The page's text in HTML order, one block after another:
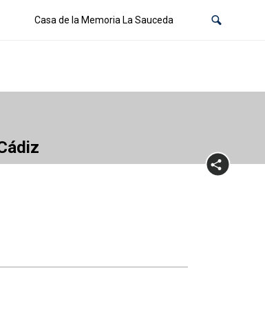
Casa de la Memoria La Sauceda